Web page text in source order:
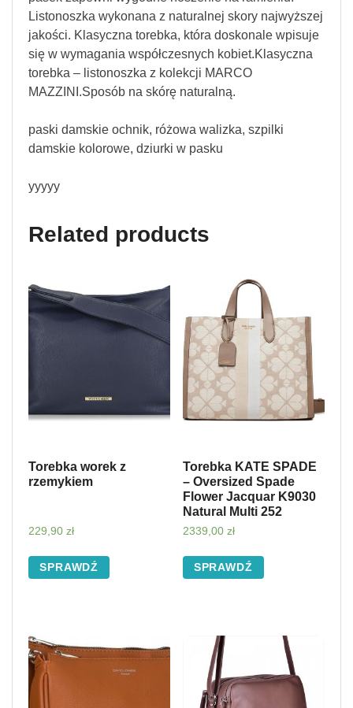
Listonoszka wykonana z naturalnej skory najwyższej
jakości. Klasyczna torebka, która doskonale wpisuje
się w wymagania współczesnych kobiet.Klasyczna
torebka – listonoszka z kolekcji MARCO
MAZZINI.Sposób na skórę naturalną.
paski damskie ochnik, różowa walizka, szpilki
damskie kolorowe, dziurki w pasku
yyyyy
Related products
Torebka worek z
rzemykiem
229,90 zł
SPRAWDŹ
Torebka KATE SPADE
– Oversized Spade
Flower Jacquar K9030
Natural Multi 252
2339,00 zł
SPRAWDŹ